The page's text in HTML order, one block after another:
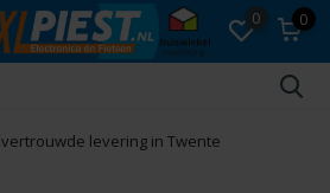
0 0
vertrouwde levering in Twente